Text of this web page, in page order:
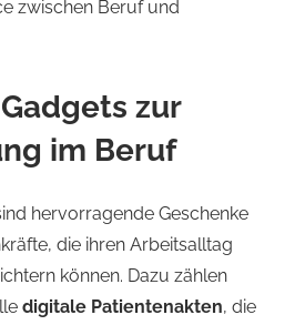
zwischen Beruf und
zur
im Beruf
hervorragende Geschenke
die ihren Arbeitsalltag
können. Dazu zählen
digitale Patientenakten, die